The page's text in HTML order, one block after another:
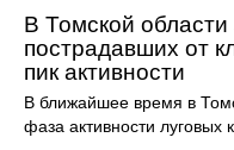
В Томской
пострадавших от
пик активности
В ближайшее время в
фаза активности луговых